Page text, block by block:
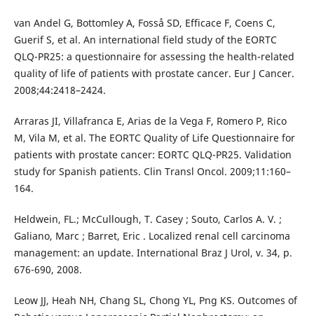
van Andel G, Bottomley A, Fosså SD, Efficace F, Coens C,
Guerif S, et al. An international field study of the EORTC
QLQ-PR25: a questionnaire for assessing the health-related
quality of life of patients with prostate cancer. Eur J Cancer.
2008;44:2418–2424.
Arraras JI, Villafranca E, Arias de la Vega F, Romero P, Rico
M, Vila M, et al. The EORTC Quality of Life Questionnaire for
patients with prostate cancer: EORTC QLQ-PR25. Validation
study for Spanish patients. Clin Transl Oncol. 2009;11:160–
164.
Heldwein, FL.; McCullough, T. Casey ; Souto, Carlos A. V. ;
Galiano, Marc ; Barret, Eric . Localized renal cell carcinoma
management: an update. International Braz J Urol, v. 34, p.
676-690, 2008.
Leow JJ, Heah NH, Chang SL, Chong YL, Png KS. Outcomes of